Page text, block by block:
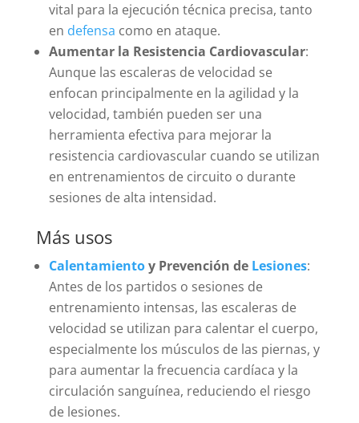
vital para la ejecución técnica precisa, tanto
en defensa como en ataque.
Aumentar la Resistencia Cardiovascular:
Aunque las escaleras de velocidad se
enfocan principalmente en la agilidad y la
velocidad, también pueden ser una
herramienta efectiva para mejorar la
resistencia cardiovascular cuando se utilizan
en entrenamientos de circuito o durante
sesiones de alta intensidad.
Más usos
Calentamientoy Prevención de Lesiones:
Antes de los partidos o sesiones de
entrenamiento intensas, las escaleras de
velocidad se utilizan para calentar el cuerpo,
especialmente los músculos de las piernas, y
para aumentar la frecuencia cardíaca y la
circulación sanguínea, reduciendo el riesgo
de lesiones.